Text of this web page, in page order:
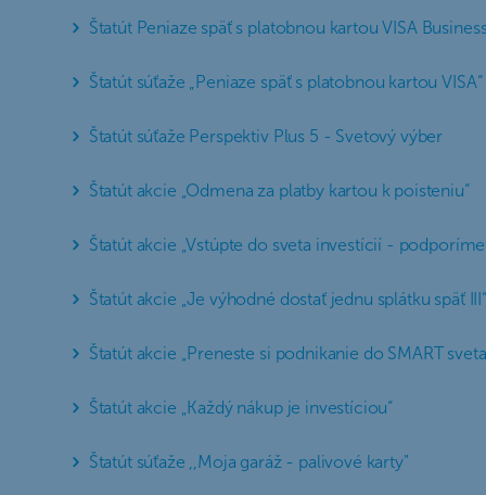
Štatút Peniaze späť s platobnou kartou VISA
Štatút súťaže „Peniaze späť s platobnou kartou VISA“
Štatút súťaže Perspektiv Plus 5 - Svetový výber
Štatút akcie „Odmena za platby kartou k poisteniu“
Štatút akcie „Vstúpte do sveta investícií - podporíme
Štatút akcie „Je výhodné dostať jednu splátku späť III“
Štatút akcie „Preneste si podnikanie do SMART
Štatút akcie „Každý nákup je investíciou“
Štatút súťaže ,,Moja garáž - palivové karty"